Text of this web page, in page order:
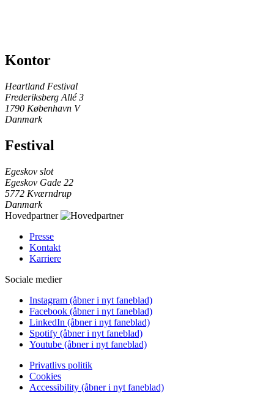
Kontor
Heartland Festival
Frederiksberg Allé 3
1790 København V
Danmark
Festival
Egeskov slot
Egeskov Gade 22
5772 Kværndrup
Danmark
Hovedpartner
Presse
Kontakt
Karriere
Sociale medier
Instagram (åbner i nyt faneblad)
Facebook (åbner i nyt faneblad)
LinkedIn (åbner i nyt faneblad)
Spotify (åbner i nyt faneblad)
Youtube (åbner i nyt faneblad)
Privatlivs politik
Cookies
Accessibility (åbner i nyt faneblad)